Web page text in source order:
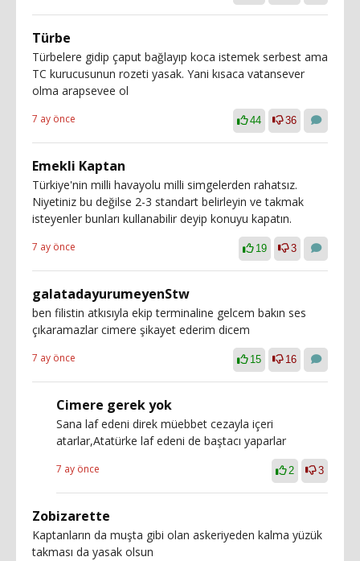
Türbe
Türbelere gidip çaput bağlayıp koca istemek serbest ama
TC kurucusunun rozeti yasak. Yani kısaca vatansever
olma arapsevee ol
7 ay önce 44 36
Emekli Kaptan
Türkiye'nin milli havayolu milli simgelerden rahatsız.
Niyetiniz bu değilse 2-3 standart belirleyin ve takmak
isteyenler bunları kullanabilir deyip konuyu kapatın.
7 ay önce 19 3
galatadayurumeyenStw
ben filistin atkısıyla ekip terminaline gelcem bakın ses
çıkaramazlar cimere şikayet ederim dicem
7 ay önce 15 16
Cimere gerek yok
Sana laf edeni direk müebbet cezayla içeri
atarlar,Atatürke laf edeni de baştacı yaparlar
7 ay önce 2 3
Zobizarette
Kaptanların da muşta gibi olan askeriyeden kalma yüzük
takması da yasak olsun